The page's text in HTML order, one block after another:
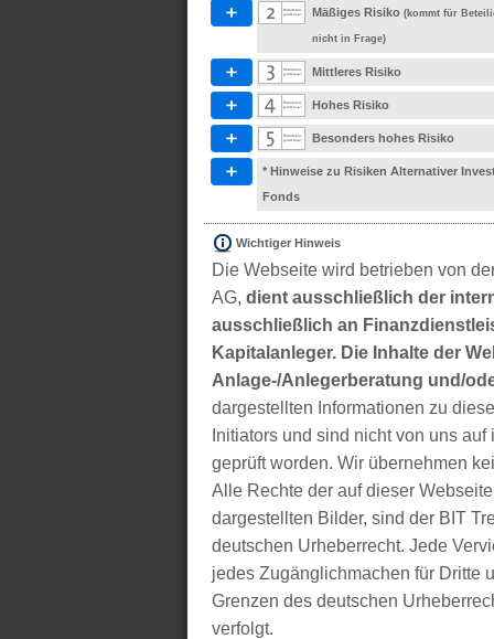
Mäßiges Risiko (kommt für
nicht in Frage)
Mittleres Risiko
Hohes Risiko
Besonders hohes Risiko
* Hinweise zu Risiken Alternativer
Fonds
Wichtiger Hinweis
Die Webseite wird betrieben von
AG, dient ausschließlich der
ausschließlich an
Kapitalanleger. Die Inhalte der
Anlage-/Anlegerberatung und/
dargestellten Informationen zu
Initiators und sind nicht von uns
geprüft worden. Wir übernehmen
Alle Rechte der auf dieser
dargestellten Bilder, sind der BIT
deutschen Urheberrecht. Jede
jedes Zugänglichmachen für Dritte
Grenzen des deutschen
verfolgt.